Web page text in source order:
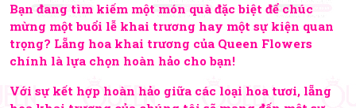
Bạn đang tìm kiếm một món quà đặc biệt để chúc
mừng một buổi lễ khai trương hay một sự kiện quan
trọng? Lẵng hoa khai trương của Queen Flowers
chính là lựa chọn hoàn hảo cho bạn!
Với sự kết hợp hoàn hảo giữa các loại hoa tươi, lẵng